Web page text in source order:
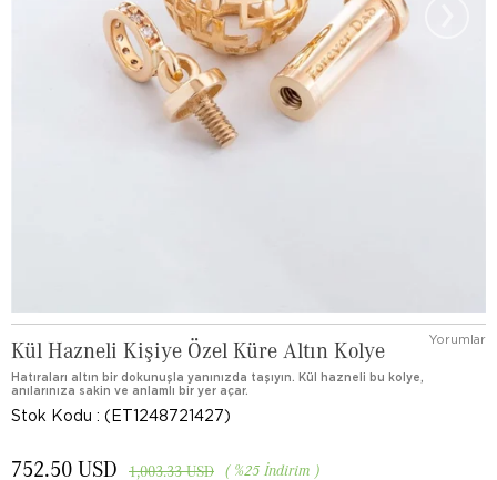
Kül Hazneli Kişiye Özel Küre Altın Kolye Yorumlar
Hatıraları altın bir dokunuşla yanınızda taşıyın. Kül hazneli bu kolye,
anılarınıza sakin ve anlamlı bir yer açar.
Stok Kodu (ET1248721427)
%25 İndirim
1,003.33 USD
752.50 USD